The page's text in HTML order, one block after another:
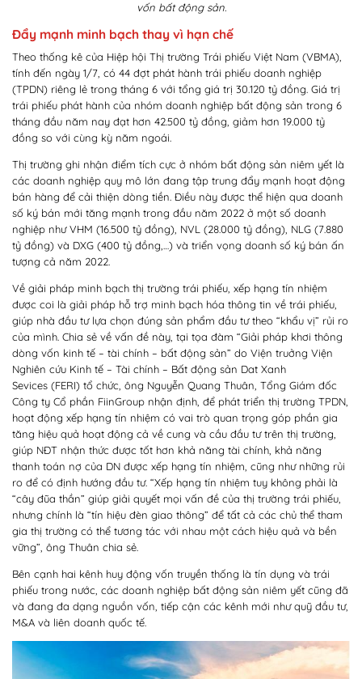
vốn bất động sản.
Đẩy mạnh minh bạch thay vì hạn chế
Theo thống kê của Hiệp hội Thị trường Trái phiếu Việt Nam (VBMA),
tính đến ngày 1/7, có 44 đợt phát hành trái phiếu doanh nghiệp
(TPDN) riêng lẻ trong tháng 6 với tổng giá trị 30.120 tỷ đồng. Giá trị
trái phiếu phát hành của nhóm doanh nghiệp bất động sản trong 6
tháng đầu năm nay đạt hơn 42.500 tỷ đồng, giảm hơn 19.000 tỷ
đồng so với cùng kỳ năm ngoái.
Thị trường ghi nhận điểm tích cực ở nhóm bất động sản niêm yết là
các doanh nghiệp quy mô lớn đang tập trung đẩy mạnh hoạt động
bán hàng để cải thiện dòng tiền. Điều này được thể hiện qua doanh
số ký bán mới tăng mạnh trong đầu năm 2022 ở một số doanh
nghiệp như VHM (16.500 tỷ đồng), NVL (28.000 tỷ đồng), NLG (7.880
tỷ đồng) và DXG (400 tỷ đồng,…) và triển vọng doanh số ký bán ấn
tượng cả năm 2022.
Về giải pháp minh bạch thị trường trái phiếu, xếp hạng tín nhiệm
được coi là giải pháp hỗ trợ minh bạch hóa thông tin về trái phiếu,
giúp nhà đầu tư lựa chọn đúng sản phẩm đầu tư theo “khẩu vị” rủi ro
của mình. Chia sẻ về vấn đề này, tại tọa đàm “Giải pháp khơi thông
dòng vốn kinh tế – tài chính – bất động sản” do Viện truởng Viện
Nghiên cứu Kinh tế – Tài chính – Bất động sản Dat Xanh
Sevices (FERI) tổ chức, ông Nguyễn Quang Thuân, Tổng Giám đốc
Công ty Cổ phần FiinGroup nhận định, để phát triển thị trường TPDN,
hoạt động xếp hạng tín nhiệm có vai trò quan trọng góp phần gia
tăng hiệu quả hoạt động cả về cung và cầu đầu tư trên thị trường,
giúp NĐT nhận thức được tốt hơn khả năng tài chính, khả năng
thanh toán nợ của DN được xếp hạng tín nhiệm, cũng như những rủi
ro để có định hướng đầu tư. “Xếp hạng tín nhiệm tuy không phải là
“cây đũa thần” giúp giải quyết mọi vấn đề của thị trường trái phiếu,
nhưng chính là “tín hiệu đèn giao thông” để tất cả các chủ thể tham
gia thị trường có thể tương tác với nhau một cách hiệu quả và bền
vững”, ông Thuân chia sẻ.
Bên cạnh hai kênh huy động vốn truyền thống là tín dụng và trái
phiếu trong nước, các doanh nghiệp bất động sản niêm yết cũng đã
và đang đa dạng nguồn vốn, tiếp cận các kênh mới như quỹ đầu tư,
M&A và liên doanh quốc tế.